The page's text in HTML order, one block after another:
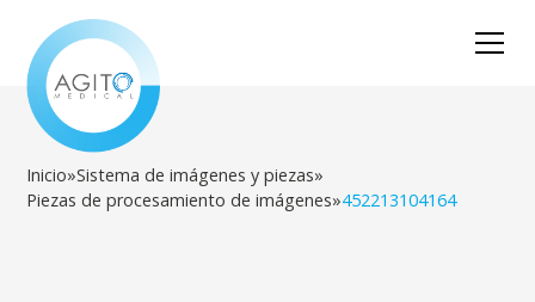
Inicio»Sistema de imágenes y piezas»
Piezas de procesamiento de imágenes»452213104164